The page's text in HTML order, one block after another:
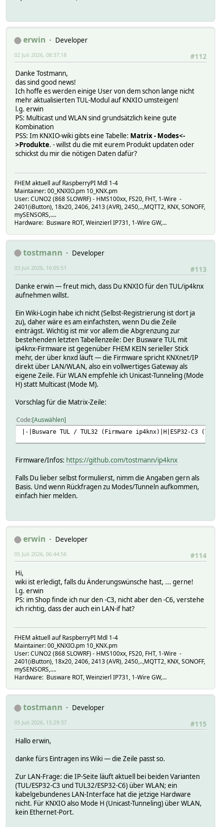
erwin
Developer
#112
02 Juli 2026, 08:37:18
Danke Tostmann,
das sind good news!
Ich hoffe es werden einige User von dem schon lange nicht
mehr aktualisierten TUL-Modul auf KNXIO umsteigen!
l.g. erwin
PS: Multicast und WLAN sind grundsätzlich keine gute
Kombination
PSS: Im KNXIO-wiki gibts eine Tabelle: Matrix - Modes<-
>Produkte. - willst du die mit eurem Produkt updaten oder
schickst du mir die nötigen Daten dafür?
FHEM aktuell auf RaspberryPI Mdl 1-4
Maintainer: 00_KNXIO.pm 10_KNX.pm
User: CUNO2 (868 SLOWRF) - HMS100xx, FS20, FHT, 1-Wire -
2401(iButton), 18x20, 2406, 2413 (AVR), 2450,..,MQTT2, KNX, SONOFF,
mySENSORS,....
Hardware: Busware ROT, Weinzierl IP731, 1-Wire GW,...
tostmann
Developer
#113
03 Juli 2026, 16:05:51
Danke erwin — freut mich, dass Du KNXIO für den TUL/ip4knx
aufnehmen willst.
Ein Wiki-Login habe ich nicht (Selbst-Registrierung ist dort ja
zu), daher wäre es am einfachsten, wenn Du die Zeile
einträgst. Wichtig ist mir vor allem die Abgrenzung zur
bestehenden letzten Tabellenzeile: Der Busware TUL mit
ip4knx-Firmware ist gegenüber FHEM KEIN serieller Stick
mehr, der über knxd läuft — die Firmware spricht KNXnet/IP
direkt über LAN/WLAN, also ein vollwertiges Gateway als
eigene Zeile. Für WLAN empfehle ich Unicast-Tunneling (Mode
H) statt Multicast (Mode M).
Vorschlag für die Matrix-Zeile:
Code Auswählen
|-|Busware TUL / TUL32 (Firmware ip4knx)|H|ESP32-C3
Firmware/Infos: https://github.com/tostmann/ip4knx
Falls Du lieber selbst formulierst, nimm die Angaben gern als
Basis. Und wenn Rückfragen zu Modes/Tunneln aufkommen,
einfach hier melden.
erwin
Developer
#114
05 Juli 2026, 06:44:56
Hi,
wiki ist erledigt, falls du Änderungswünsche hast, ... gerne!
l.g. erwin
PS: im Shop finde ich nur den -C3, nicht aber den -C6, verstehe
ich richtig, dass der auch ein LAN-if hat?
FHEM aktuell auf RaspberryPI Mdl 1-4
Maintainer: 00_KNXIO.pm 10_KNX.pm
User: CUNO2 (868 SLOWRF) - HMS100xx, FS20, FHT, 1-Wire -
2401(iButton), 18x20, 2406, 2413 (AVR), 2450,..,MQTT2, KNX, SONOFF,
mySENSORS,....
Hardware: Busware ROT, Weinzierl IP731, 1-Wire GW,...
tostmann
Developer
#115
05 Juli 2026, 15:29:37
Hallo erwin,
danke fürs Eintragen ins Wiki — die Zeile passt so.
Zur LAN-Frage: die IP-Seite läuft aktuell bei beiden Varianten
(TUL/ESP32-C3 und TUL32/ESP32-C6) über WLAN; ein
kabelgebundenes LAN-Interface hat die jetzige Hardware
nicht. Für KNXIO also Mode H (Unicast-Tunneling) über WLAN,
kein Ethernet-Port.